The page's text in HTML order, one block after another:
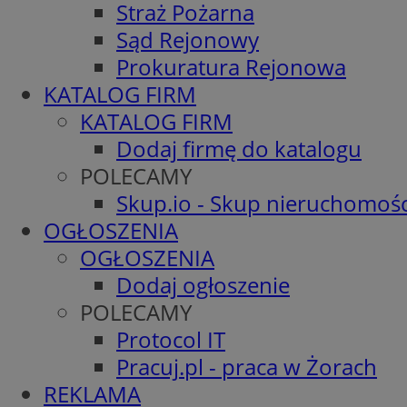
Straż Pożarna
Sąd Rejonowy
Prokuratura Rejonowa
KATALOG FIRM
KATALOG FIRM
Dodaj firmę do katalogu
POLECAMY
Skup.io - Skup
OGŁOSZENIA
OGŁOSZENIA
Dodaj ogłoszenie
POLECAMY
Protocol IT
Pracuj.pl - praca w Żorach
REKLAMA